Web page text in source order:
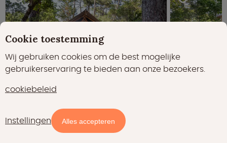
9.1
ARCACHON, Nouvelle-Aquitaine
Cookie toestemming
Wij gebruiken cookies om de best mogelijke
gebruikerservaring te bieden aan onze bezoekers.
cookiebeleid
Instellingen Alles accepteren